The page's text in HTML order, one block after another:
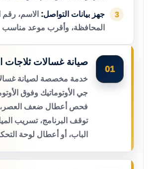
3 جهز بيانات التواصل: الاسم، رقم
المحافظة، وأقرب موعد مناسب
01
صيانة غسالات
خدمة مخصصة لصيانة
جي الأوتوماتيك وفوق
فحص أعطال ضعف العصر،
توقف البرنامج، تسريب
الباب، أو أعطال لوحة